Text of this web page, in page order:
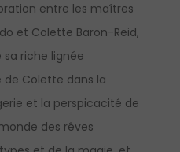
entre les maîtres
et Colette Baron-Reid,
sa riche lignée
de Colette dans la
et la perspicacité de
des rêves